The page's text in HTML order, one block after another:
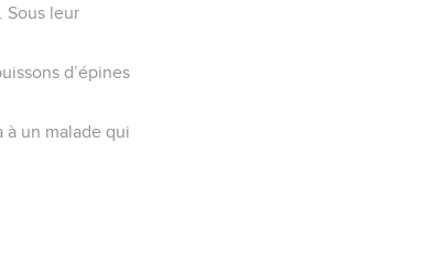
Sous leur
d’épines
à un malade qui